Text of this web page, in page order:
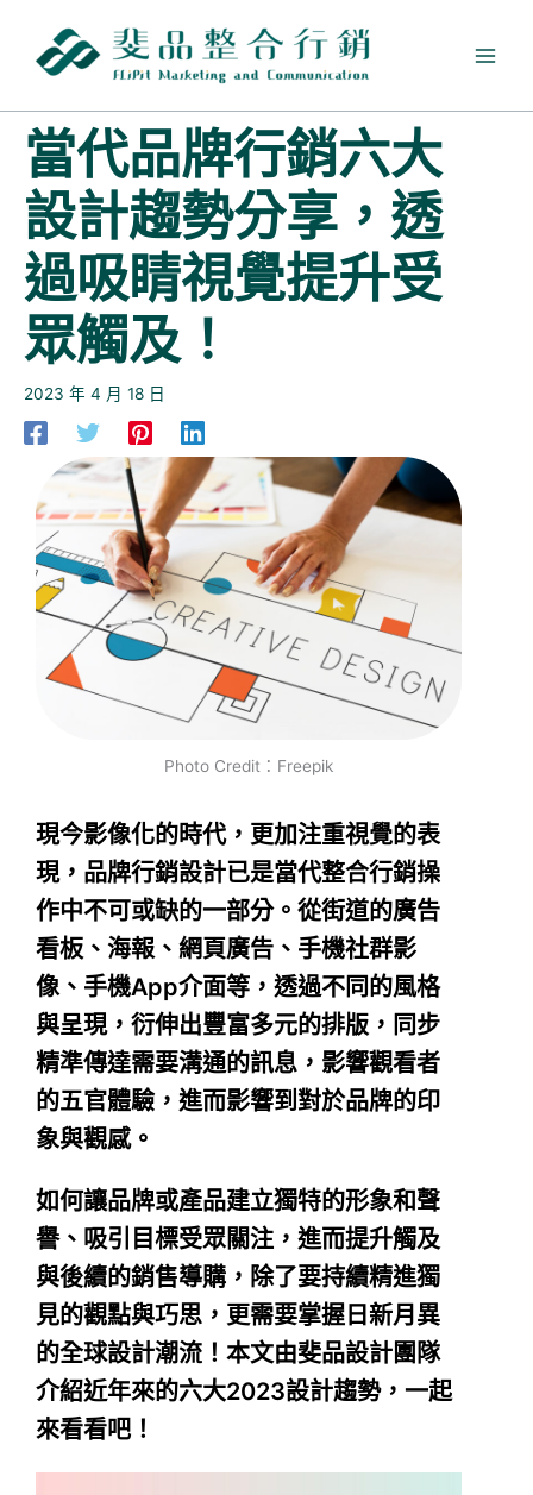
內
當代品牌行銷六大
設計趨勢分享，透
過吸睛視覺提升受
眾觸及！
2023 年 4 月 18 日
Photo Credit：Freepik
現今影像化的時代，更加注重視覺的表
現，品牌行銷設計已是當代整合行銷操
作中不可或缺的一部分。從街道的廣告
看板、海報、網頁廣告、手機社群影
像、手機App介面等，透過不同的風格
與呈現，衍伸出豐富多元的排版，同步
精準傳達需要溝通的訊息，影響觀看者
的五官體驗，進而影響到對於品牌的印
象與觀感。
如何讓品牌或產品建立獨特的形象和聲
譽、吸引目標受眾關注，進而提升觸及
與後續的銷售導購，除了要持續精進獨
見的觀點與巧思，更需要掌握日新月異
的全球設計潮流！本文由斐品設計團隊
介紹近年來的六大2023設計趨勢，一起
來看看吧！